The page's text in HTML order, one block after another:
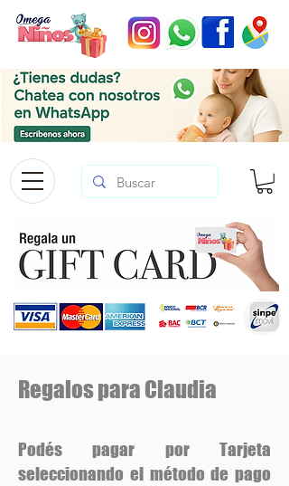
Regalos para Claudia
Podés pagar por Tarjeta
seleccionando el método de pago